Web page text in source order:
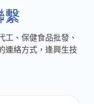
繫
工、保健食品批發、
連絡方式，逢興生技